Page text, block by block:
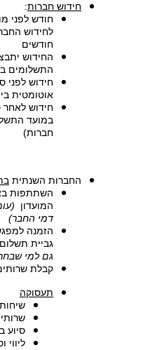
חידוש חברות:
חודש לפני
חודשים
החידוש
התשלומים
חידוש לפני
אוטומטית
חידוש
במועד
חברות)
החברות השנתית
השתתפות
המועדון
דמי החבר)
הזמנה
גביית
גם למי
קבלת
תעסוקה
שיחות
סיוע